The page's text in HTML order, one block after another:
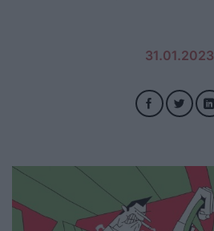
31.01.2023